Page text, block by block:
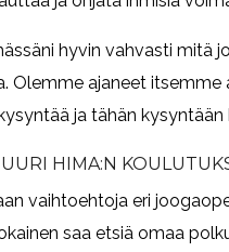
hyvin vahvasti mitä
Olemme ajaneet
ja tähän
HIMA:N
vaihtoehtoja eri
saa etsiä omaa